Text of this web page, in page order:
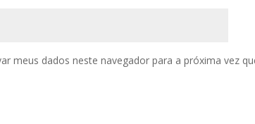
meus dados neste navegador para a próxima vez